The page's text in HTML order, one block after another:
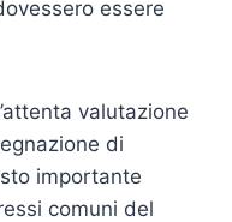
essere
valutazione
di
importante
comuni del